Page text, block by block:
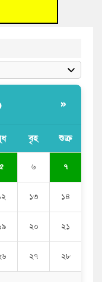
»
বৃহ শুক্র
৫ ৬ ৭
১৩ ১৪
২০ ২১
২৭ ২৮